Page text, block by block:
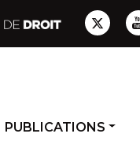
PUBLICATIONS